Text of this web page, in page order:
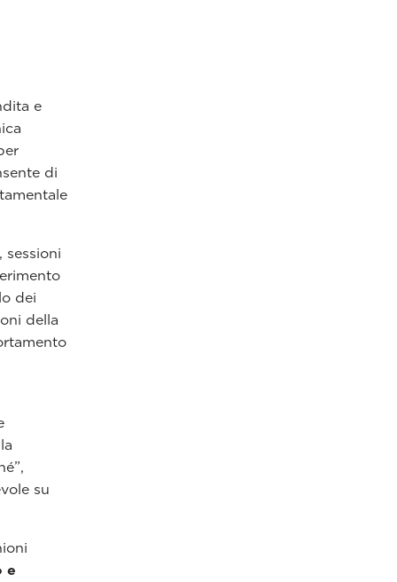
e
di
sessioni
dei
della
su
e